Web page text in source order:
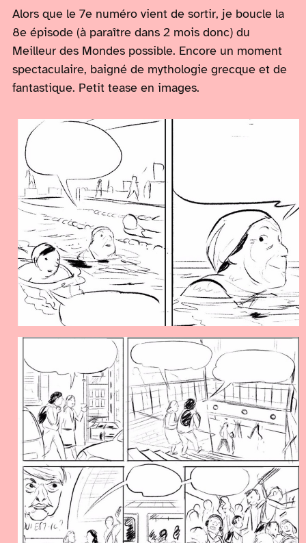
Alors que le 7e numéro vient de sortir, je boucle la
8e épisode (à paraître dans 2 mois donc) du
Meilleur des Mondes possible. Encore un moment
spectaculaire, baigné de mythologie grecque et de
fantastique. Petit tease en images.